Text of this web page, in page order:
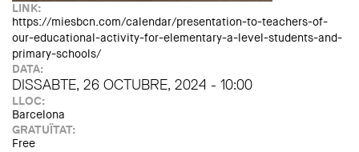
LINK:
https://miesbcn.com/calendar/presentation-to-teachers-of-
our-educational-activity-for-elementary-a-level-students-and-
primary-schools/
DATA:
DISSABTE, 26 OCTUBRE, 2024 - 10:00
LLOC:
Barcelona
GRATUÏTAT:
Free